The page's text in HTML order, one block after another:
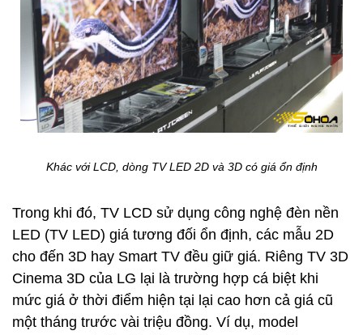
Khác với LCD, dòng TV LED 2D và 3D có giá ổn định
Trong khi đó, TV LCD sử dụng công nghệ đèn nền
LED (TV LED) giá tương đối ổn định, các mẫu 2D
cho đến 3D hay Smart TV đều giữ giá. Riêng TV 3D
Cinema 3D của LG lại là trường hợp cá biệt khi
mức giá ở thời điểm hiện tại lại cao hơn cả giá cũ
một tháng trước vài triệu đồng. Ví dụ, model